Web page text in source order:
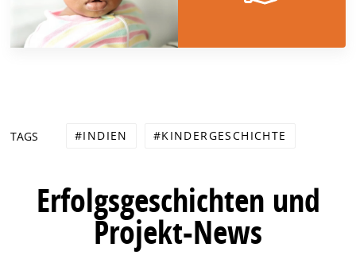
TAGS INDIEN KINDERGESCHICHTE
Erfolgsgeschichten und
Projekt-News